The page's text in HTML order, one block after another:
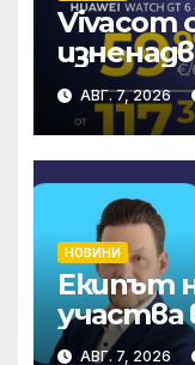
Vivacom
през
АВГ. 7, 2026
НОВИНИ
Екипът
участва
АВГ. 7, 2026